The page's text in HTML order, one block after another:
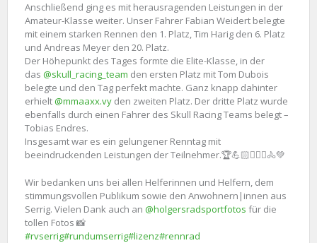
Anschließend ging es mit herausragenden Leistungen in der
Amateur-Klasse weiter. Unser Fahrer Fabian Weidert belegte
mit einem starken Rennen den 1. Platz, Tim Harig den 6. Platz
und Andreas Meyer den 20. Platz.
Der Höhepunkt des Tages formte die Elite-Klasse, in der
das @skull_racing_team den ersten Platz mit Tom Dubois
belegte und den Tag perfekt machte. Ganz knapp dahinter
erhielt @mmaaxx.vy den zweiten Platz. Der dritte Platz wurde
ebenfalls durch einen Fahrer des Skull Racing Teams belegt –
Tobias Endres.
Insgesamt war es ein gelungener Renntag mit
beeindruckenden Leistungen der Teilnehmer.🏆💪🏻🚴🏼‍♀️🚴💚
Wir bedanken uns bei allen Helferinnen und Helfern, dem
stimmungsvollen Publikum sowie den Anwohnern|innen aus
Serrig. Vielen Dank auch an @holgersradsportfotos für die
tollen Fotos 📸
#rvserrig#rundumserrig#lizenz#rennrad